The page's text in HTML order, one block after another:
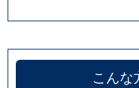
こんな